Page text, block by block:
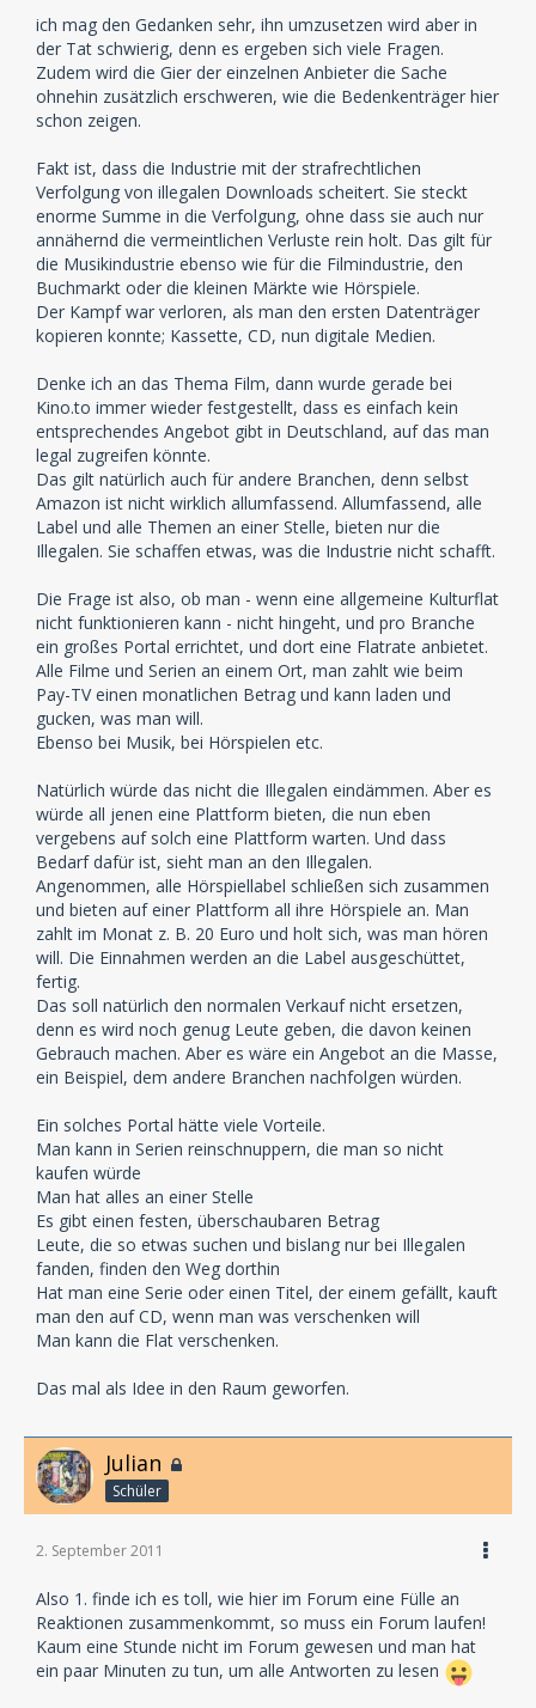
ich mag den Gedanken sehr, ihn umzusetzen wird aber in
der Tat schwierig, denn es ergeben sich viele Fragen.
Zudem wird die Gier der einzelnen Anbieter die Sache
ohnehin zusätzlich erschweren, wie die Bedenkenträger hier
schon zeigen.
Fakt ist, dass die Industrie mit der strafrechtlichen
Verfolgung von illegalen Downloads scheitert. Sie steckt
enorme Summe in die Verfolgung, ohne dass sie auch nur
annähernd die vermeintlichen Verluste rein holt. Das gilt für
die Musikindustrie ebenso wie für die Filmindustrie, den
Buchmarkt oder die kleinen Märkte wie Hörspiele.
Der Kampf war verloren, als man den ersten Datenträger
kopieren konnte; Kassette, CD, nun digitale Medien.
Denke ich an das Thema Film, dann wurde gerade bei
Kino.to immer wieder festgestellt, dass es einfach kein
entsprechendes Angebot gibt in Deutschland, auf das man
legal zugreifen könnte.
Das gilt natürlich auch für andere Branchen, denn selbst
Amazon ist nicht wirklich allumfassend. Allumfassend, alle
Label und alle Themen an einer Stelle, bieten nur die
Illegalen. Sie schaffen etwas, was die Industrie nicht schafft.
Die Frage ist also, ob man - wenn eine allgemeine Kulturflat
nicht funktionieren kann - nicht hingeht, und pro Branche
ein großes Portal errichtet, und dort eine Flatrate anbietet.
Alle Filme und Serien an einem Ort, man zahlt wie beim
Pay-TV einen monatlichen Betrag und kann laden und
gucken, was man will.
Ebenso bei Musik, bei Hörspielen etc.
Natürlich würde das nicht die Illegalen eindämmen. Aber es
würde all jenen eine Plattform bieten, die nun eben
vergebens auf solch eine Plattform warten. Und dass
Bedarf dafür ist, sieht man an den Illegalen.
Angenommen, alle Hörspiellabel schließen sich zusammen
und bieten auf einer Plattform all ihre Hörspiele an. Man
zahlt im Monat z. B. 20 Euro und holt sich, was man hören
will. Die Einnahmen werden an die Label ausgeschüttet,
fertig.
Das soll natürlich den normalen Verkauf nicht ersetzen,
denn es wird noch genug Leute geben, die davon keinen
Gebrauch machen. Aber es wäre ein Angebot an die Masse,
ein Beispiel, dem andere Branchen nachfolgen würden.
Ein solches Portal hätte viele Vorteile.
Man kann in Serien reinschnuppern, die man so nicht
kaufen würde
Man hat alles an einer Stelle
Es gibt einen festen, überschaubaren Betrag
Leute, die so etwas suchen und bislang nur bei Illegalen
fanden, finden den Weg dorthin
Hat man eine Serie oder einen Titel, der einem gefällt, kauft
man den auf CD, wenn man was verschenken will
Man kann die Flat verschenken.
Das mal als Idee in den Raum geworfen.
Julian
Schüler
2. September 2011
Also 1. finde ich es toll, wie hier im Forum eine Fülle an
Reaktionen zusammenkommt, so muss ein Forum laufen!
Kaum eine Stunde nicht im Forum gewesen und man hat
ein paar Minuten zu tun, um alle Antworten zu lesen